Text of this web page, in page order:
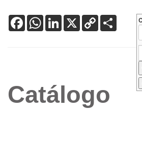
FacebookWhatsApp
LinkedIn
X Copy
Link
Catálogo